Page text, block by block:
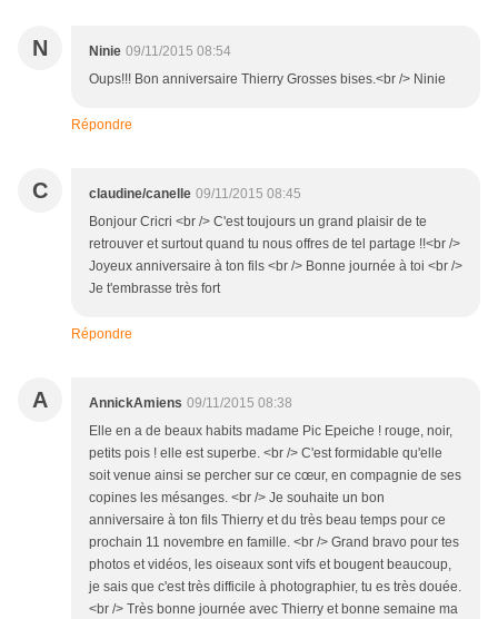
N Ninie 09/11/2015 08:54
Oups!!! Bon anniversaire Thierry Grosses bises.<br /> Ninie
Répondre
C claudine/canelle 09/11/2015 08:45
Bonjour Cricri <br /> C'est toujours un grand plaisir de te
retrouver et surtout quand tu nous offres de tel partage !!<br />
Joyeux anniversaire à ton fils <br /> Bonne journée à toi <br />
Je t'embrasse très fort
Répondre
A AnnickAmiens 09/11/2015 08:38
Elle en a de beaux habits madame Pic Epeiche ! rouge, noir,
petits pois ! elle est superbe. <br /> C'est formidable qu'elle
soit venue ainsi se percher sur ce cœur, en compagnie de ses
copines les mésanges. <br /> Je souhaite un bon
anniversaire à ton fils Thierry et du très beau temps pour ce
prochain 11 novembre en famille. <br /> Grand bravo pour tes
photos et vidéos, les oiseaux sont vifs et bougent beaucoup,
je sais que c'est très difficile à photographier, tu es très douée.
<br /> Très bonne journée avec Thierry et bonne semaine ma